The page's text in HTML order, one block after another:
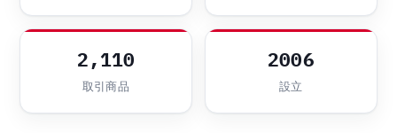
2,110
取引商品
2006
設立